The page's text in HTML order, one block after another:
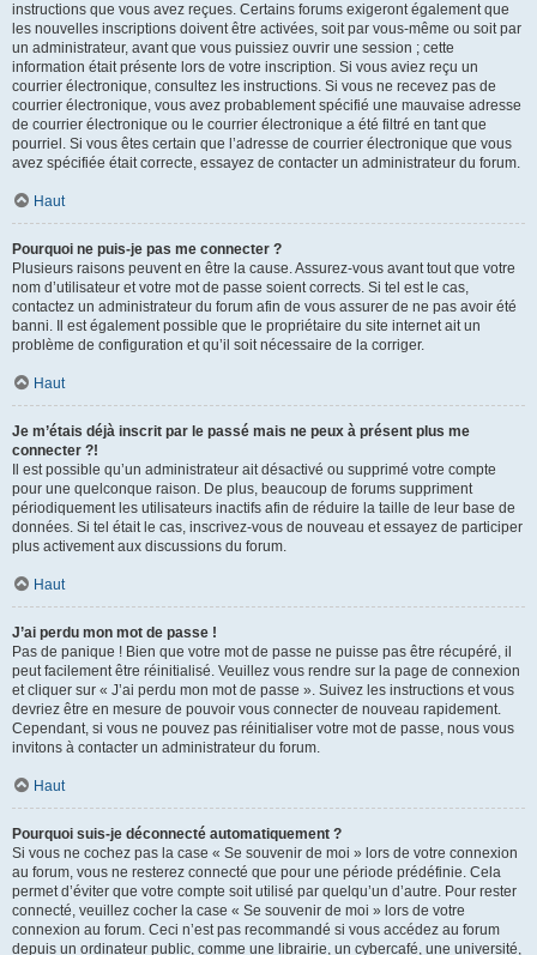
instructions que vous avez reçues. Certains forums exigeront également que
les nouvelles inscriptions doivent être activées, soit par vous-même ou soit par
un administrateur, avant que vous puissiez ouvrir une session ; cette
information était présente lors de votre inscription. Si vous aviez reçu un
courrier électronique, consultez les instructions. Si vous ne recevez pas de
courrier électronique, vous avez probablement spécifié une mauvaise adresse
de courrier électronique ou le courrier électronique a été filtré en tant que
pourriel. Si vous êtes certain que l’adresse de courrier électronique que vous
avez spécifiée était correcte, essayez de contacter un administrateur du forum.
Haut
Pourquoi ne puis-je pas me connecter ?
Plusieurs raisons peuvent en être la cause. Assurez-vous avant tout que votre
nom d’utilisateur et votre mot de passe soient corrects. Si tel est le cas,
contactez un administrateur du forum afin de vous assurer de ne pas avoir été
banni. Il est également possible que le propriétaire du site internet ait un
problème de configuration et qu’il soit nécessaire de la corriger.
Haut
Je m’étais déjà inscrit par le passé mais ne peux à présent plus me
connecter ?!
Il est possible qu’un administrateur ait désactivé ou supprimé votre compte
pour une quelconque raison. De plus, beaucoup de forums suppriment
périodiquement les utilisateurs inactifs afin de réduire la taille de leur base de
données. Si tel était le cas, inscrivez-vous de nouveau et essayez de participer
plus activement aux discussions du forum.
Haut
J’ai perdu mon mot de passe !
Pas de panique ! Bien que votre mot de passe ne puisse pas être récupéré, il
peut facilement être réinitialisé. Veuillez vous rendre sur la page de connexion
et cliquer sur « J’ai perdu mon mot de passe ». Suivez les instructions et vous
devriez être en mesure de pouvoir vous connecter de nouveau rapidement.
Cependant, si vous ne pouvez pas réinitialiser votre mot de passe, nous vous
invitons à contacter un administrateur du forum.
Haut
Pourquoi suis-je déconnecté automatiquement ?
Si vous ne cochez pas la case « Se souvenir de moi » lors de votre connexion
au forum, vous ne resterez connecté que pour une période prédéfinie. Cela
permet d’éviter que votre compte soit utilisé par quelqu’un d’autre. Pour rester
connecté, veuillez cocher la case « Se souvenir de moi » lors de votre
connexion au forum. Ceci n’est pas recommandé si vous accédez au forum
depuis un ordinateur public, comme une librairie, un cybercafé, une université,